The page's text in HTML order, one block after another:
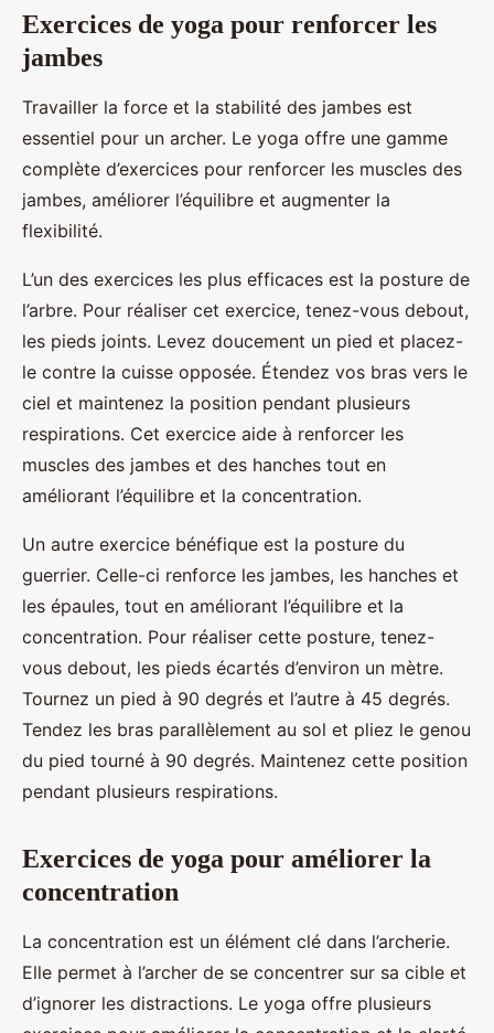
Exercices de yoga pour renforcer les
jambes
Travailler la force et la stabilité des jambes est
essentiel pour un archer. Le yoga offre une gamme
complète d’exercices pour renforcer les muscles des
jambes, améliorer l’équilibre et augmenter la
flexibilité.
L’un des exercices les plus efficaces est la posture de
l’arbre. Pour réaliser cet exercice, tenez-vous debout,
les pieds joints. Levez doucement un pied et placez-
le contre la cuisse opposée. Étendez vos bras vers le
ciel et maintenez la position pendant plusieurs
respirations. Cet exercice aide à renforcer les
muscles des jambes et des hanches tout en
améliorant l’équilibre et la concentration.
Un autre exercice bénéfique est la posture du
guerrier. Celle-ci renforce les jambes, les hanches et
les épaules, tout en améliorant l’équilibre et la
concentration. Pour réaliser cette posture, tenez-
vous debout, les pieds écartés d’environ un mètre.
Tournez un pied à 90 degrés et l’autre à 45 degrés.
Tendez les bras parallèlement au sol et pliez le genou
du pied tourné à 90 degrés. Maintenez cette position
pendant plusieurs respirations.
Exercices de yoga pour améliorer la
concentration
La concentration est un élément clé dans l’archerie.
Elle permet à l’archer de se concentrer sur sa cible et
d’ignorer les distractions. Le yoga offre plusieurs